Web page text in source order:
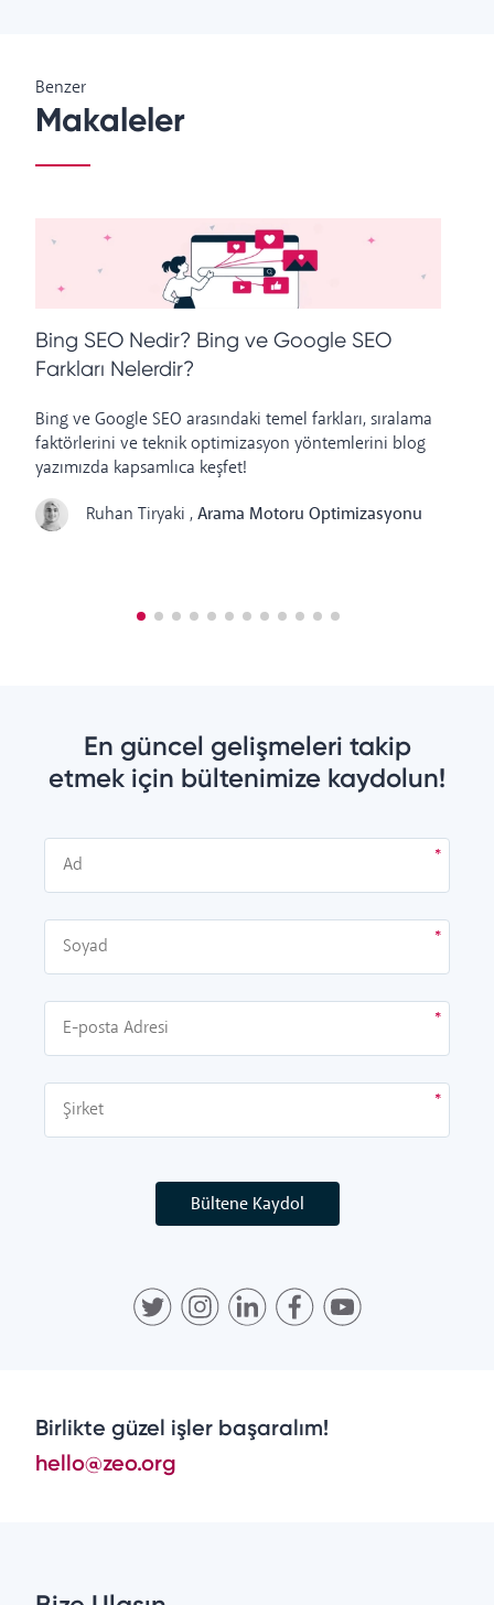
Benzer
Makaleler
Bing SEO Nedir? Bing ve Google SEO
Farkları Nelerdir?
Bing ve Google SEO arasındaki temel farkları, sıralama
faktörlerini ve teknik optimizasyon yöntemlerini blog
yazımızda kapsamlıca keşfet!
Ruhan Tiryaki ,Arama Motoru Optimizasyonu
En güncel gelişmeleri takip
etmek için bültenimize kaydolun!
Bültene Kaydol
Birlikte güzel işler başaralım!
hello@zeo.org